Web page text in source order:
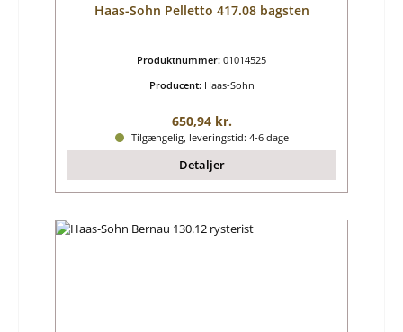
Haas-Sohn Pelletto 417.08 bagsten
Produktnummer: 01014525
Producent: Haas-Sohn
Almindelig pris:
650,94 kr.
Tilgængelig, leveringstid: 4-6 dage
Detaljer